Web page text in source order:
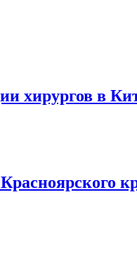
хирургов в